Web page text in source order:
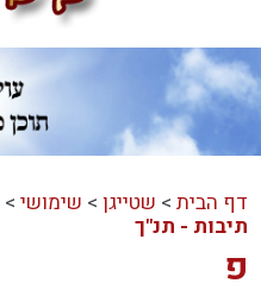
דף הבית > שטייגן > שימושי >
תיבות - תנ"ך
פ